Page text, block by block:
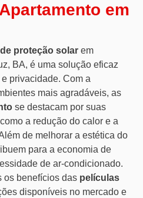
em
proteção solar em
BA, é uma solução eficaz
privacidade. Com a
mais agradáveis, as
se destacam por suas
a redução do calor e a
de melhorar a estética do
para a economia de
de ar-condicionado.
os benefícios das películas
disponíveis no mercado e